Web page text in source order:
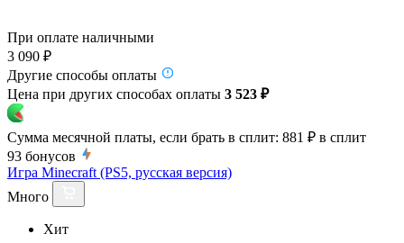
При оплате наличными
3 090 ₽
Другие способы оплаты
Цена при других способах оплаты 3 523 ₽
Сумма месячной платы, если брать в сплит: 881 ₽ в сплит
93 бонусов
Игра Minecraft (PS5, русская версия)
Много
Хит